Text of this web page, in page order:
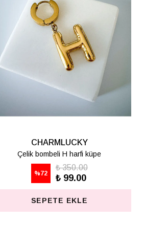
CHARMLUCKY
Çelik bombeli T harfi küpe
%72
₺ 350.00
₺ 99.00
SEPETE EKLE